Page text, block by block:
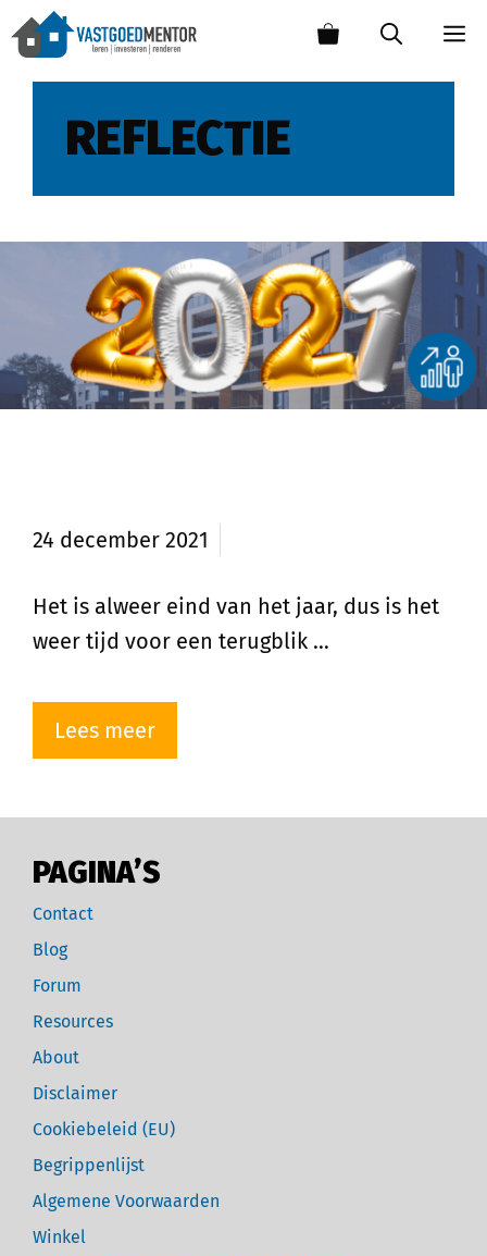
REFLECTIE
24 december 2021
Het is alweer eind van het jaar, dus is het
weer tijd voor een terugblik …
Lees meer
PAGINA’S
Contact
Blog
Forum
Resources
About
Disclaimer
Cookiebeleid (EU)
Begrippenlijst
Algemene Voorwaarden
Winkel